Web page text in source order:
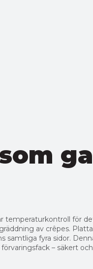
temperaturkontroll för
av crêpes.
samtliga fyra sidor.
– säkert